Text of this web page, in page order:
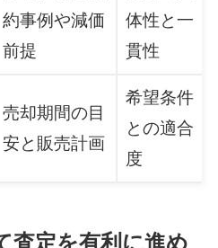
約事例や減価
前提
体性と一
貫性
売却期間の目
安と販売計画
希望条件
との適合
度
査定を有利に進め